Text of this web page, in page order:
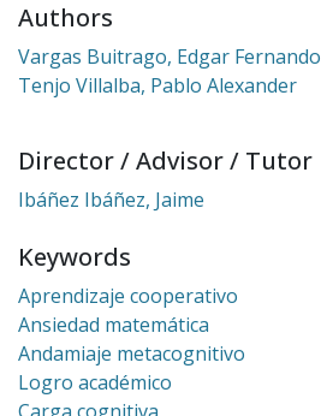
Authors
Vargas Buitrago, Edgar Fernando
Tenjo Villalba, Pablo Alexander
Director / Advisor / Tutor
Ibáñez Ibáñez, Jaime
Keywords
Aprendizaje cooperativo
Ansiedad matemática
Andamiaje metacognitivo
Logro académico